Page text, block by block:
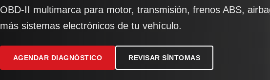
OBD-II multimarca para motor, transmisión, frenos ABS,
más sistemas electrónicos de tu vehículo.
AGENDAR DIAGNÓSTICO REVISAR SÍNTOMAS